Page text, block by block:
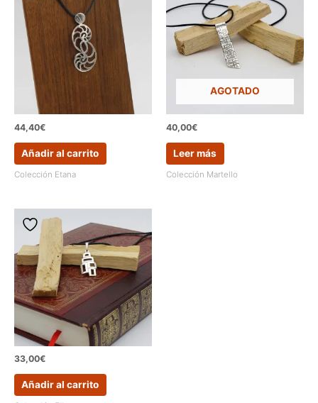
44,40€
Añadir al carrito
Colección Etana
AGOTADO
40,00€
Leer más
Colección Martello
33,00€
Añadir al carrito